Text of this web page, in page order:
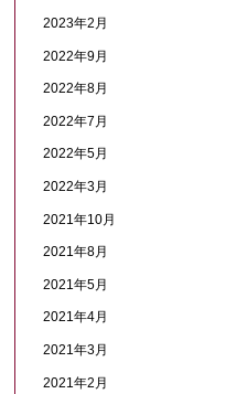
2023年2月
2022年9月
2022年8月
2022年7月
2022年5月
2022年3月
2021年10月
2021年8月
2021年5月
2021年4月
2021年3月
2021年2月